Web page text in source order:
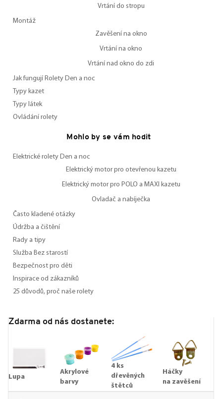
Vrtání do stropu
Montáž
Zavěšení na okno
Vrtání na okno
Vrtání nad okno do zdi
Jak fungují Rolety Den a noc
Typy kazet
Typy látek
Ovládání rolety
Mohlo by se vám hodit
Elektrické rolety Den a noc
Elektrický motor pro otevřenou kazetu
Elektrický motor pro POLO a MAXI kazetu
Ovladač a nabíječka
Často kladené otázky
Údržba a čištění
Rady a tipy
Služba Bez starostí
Bezpečnost pro děti
Inspirace od zákazníků
25 důvodů, proč naše rolety
Zdarma od nás dostanete:
Lupa
Akrylové
barvy
4 ks
dřevěných
štětců
Háčky
na zavěšení